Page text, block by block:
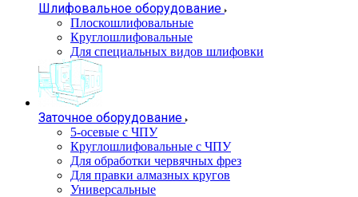
Шлифовальное оборудование
Плоскошлифовальные
Круглошлифовальные
Для специальных видов шлифовки
Заточное оборудование
5-осевые с ЧПУ
Круглошлифовальные с ЧПУ
Для обработки червячных фрез
Для правки алмазных кругов
Универсальные